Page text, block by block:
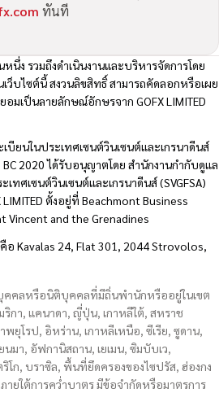
ทันที
หนึ่ง รวมถึงดำเนินงานและบริหารจัดการโดย
เว็บไซต์นี้ สงวนลิขสิทธิ์ สามารถคัดลอกหรือเผย
มเป็นลายลักษณ์อักษรจาก GOFX LIMITED
บียนในประเทศเซนต์วินเซนต์และเกรนาดีนส์
2020 ได้รับอนุญาตโดย สำนักงานกำกับดูแล
เทศเซนต์วินเซนต์และเกรนาดีนส์ (SVGFSA)
ตั้งอยู่ที่ Beachmont Business
Vincent and the Grenadines
อ Kavalas 24, Flat 301, 2044 Strovolos,
บุคคลหรือนิติบุคคลที่มีถิ่นพำนักหรืออยู่ในเขต
กา, แคนาดา, ญี่ปุ่น, เกาหลีใต้, สหราช
ยุโรป, อิหร่าน, เกาหลีเหนือ, ซีเรีย, ซูดาน,
นมา, อัฟกานิสถาน, เยเมน, ซิมบับเว,
ริโก, บราซิล, พื้นที่ยึดครองของไซปรัส, ฮ่องกง
ายใต้การคว่ำบาตร มีข้อจำกัดหรือมาตรการ